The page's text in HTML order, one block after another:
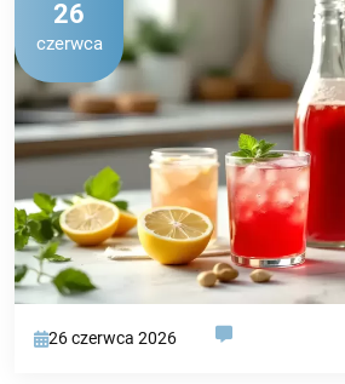
26 czerwca 2026
26
czerwca